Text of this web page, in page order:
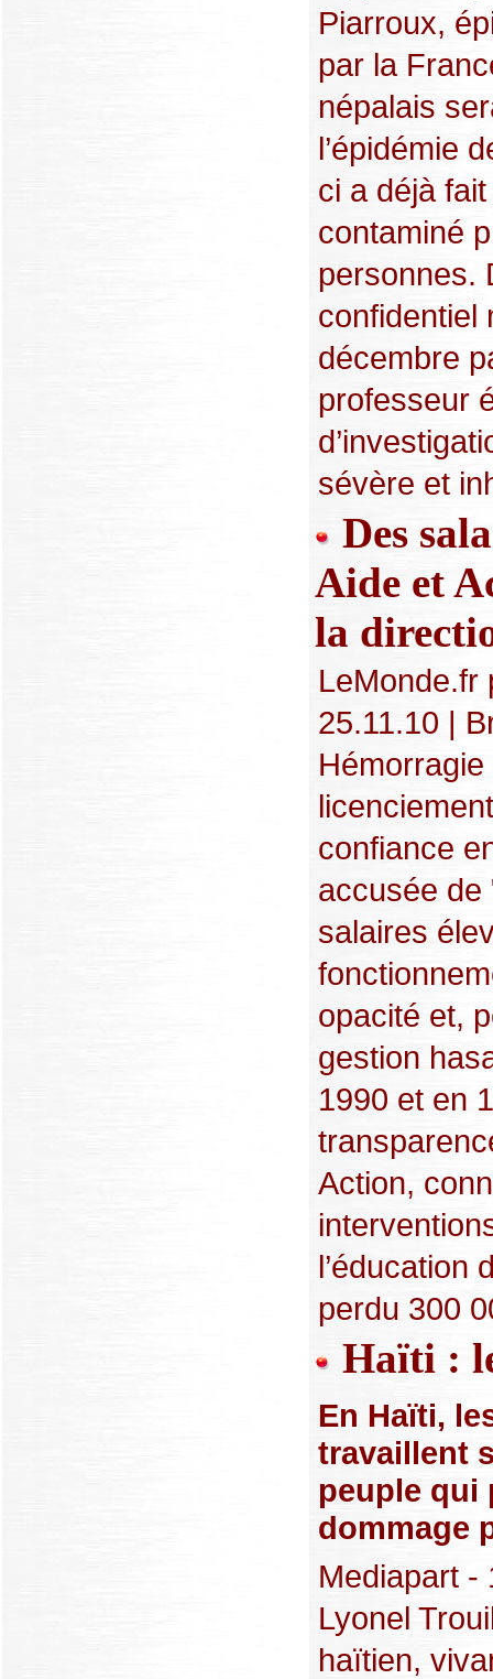
Piarroux,
par la
népalais
l’épidémie
ci a déjà
contaminé
personnes.
confidentiel
décembre
professeur
sévère et
Des
Aide et
la
LeMonde.fr
25.11.10 |
confiance
accusée de
salaires
opacité et,
gestion
1990 et en
Action,
l’éducation
perdu 300
Haïti :
En Haïti,
travaillent
peuple qui
dommage
Mediapart -
Lyonel
haïtien,